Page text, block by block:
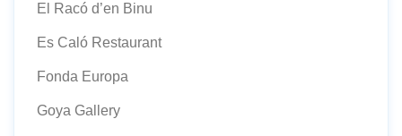
El Racó d’en Binu
Es Caló Restaurant
Fonda Europa
Goya Gallery